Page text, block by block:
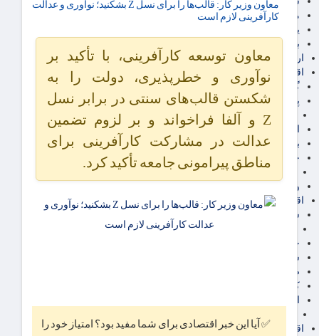
مالیات
یارانه و معیشت مردم
برق، آب و انرژی
ارز دیجیتال
اقتصاد اجتماعی
گردشگری
پزشکی، سلامت و زیبایی
ایران مدلب
بازنشستگان
حقوق و قضایی
ورزشی
اقتصاد شهری و روستایی
شهر و مسکن و عمران
حمل و نقل
شهرک های صنعتی
صنایع غذایی
کشاورزی و دامداری
اقتصاد بین الملل
معاون وزیر کار: قالب‌ها را برای نسل Z بشکنید؛ نوآوری و عدالت
کارآفرینی لازم است
معاون توسعه کارآفرینی، با تأکید بر
نوآوری و خطرپذیری، دولت را به
شکستن قالب‌های سنتی در برابر نسل
Z و آلفا فراخواند و بر لزوم تضمین
عدالت در مشارکت کارآفرینی برای
مناطق پیرامونی جامعه تأکید کرد.
✅ آیا این خبر اقتصادی برای شما مفید بود؟ امتیاز خود را